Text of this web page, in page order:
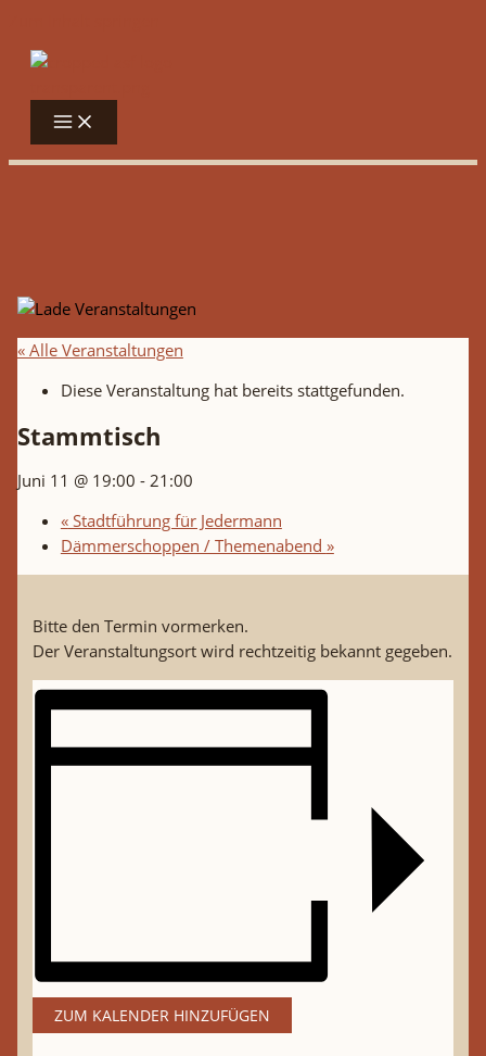
« Alle Veranstaltungen
Diese Veranstaltung hat bereits stattgefunden.
Stammtisch
Juni 11 @ 19:00 - 21:00
«Stadtführung für Jedermann
Dämmerschoppen / Themenabend »
Bitte den Termin vormerken.
Der Veranstaltungsort wird rechtzeitig bekannt gegeben.
ZUM KALENDER HINZUFÜGEN